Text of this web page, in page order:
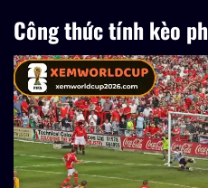
Công thức tính kèo